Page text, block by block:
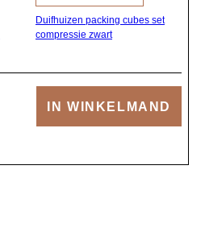
Duifhuizen packing cubes set
compressie zwart
IN WINKELMAND